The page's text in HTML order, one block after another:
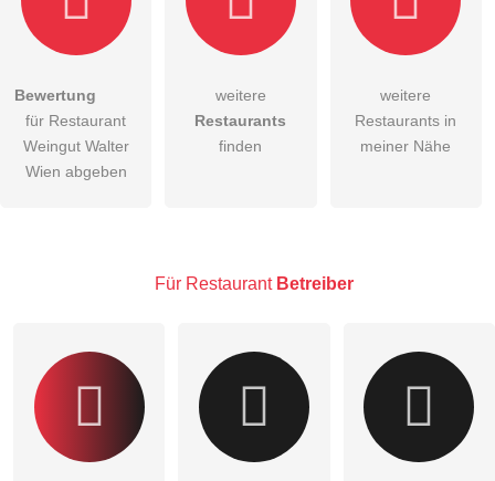
Hiermit akzeptiere ich dieAGB
DieDatenschutzerklärung habe ich zur Kenntnis genommen.
Besucher sichtbar.
Bewertung
für Restaurant
Weingut Walter
Wien abgeben
weitere
Restaurants
finden
weitere
Restaurants in
meiner Nähe
Für Restaurant Betreiber